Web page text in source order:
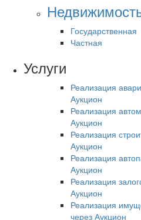
Государственная
Частная
Услуги
Реализация
Аукцион
Реализация
Аукцион
Реализация
Аукцион
Реализация
Аукцион
Реализация
Аукцион
Реализация
через Аукцион